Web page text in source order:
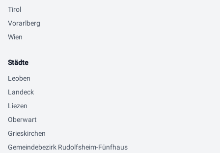
Tirol
Vorarlberg
Wien
Städte
Leoben
Landeck
Liezen
Oberwart
Grieskirchen
Gemeindebezirk Rudolfsheim-Fünfhaus